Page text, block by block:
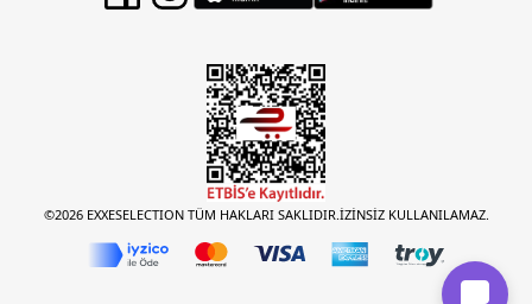
©2026 EXXESELECTION TÜM HAKLARI SAKLIDIR.İZİNSİZ KULLANILAMAZ.